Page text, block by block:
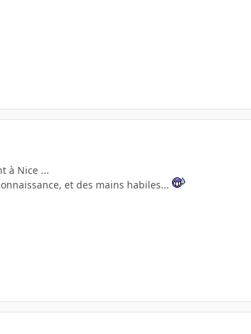
à Nice ...
et des mains habiles...